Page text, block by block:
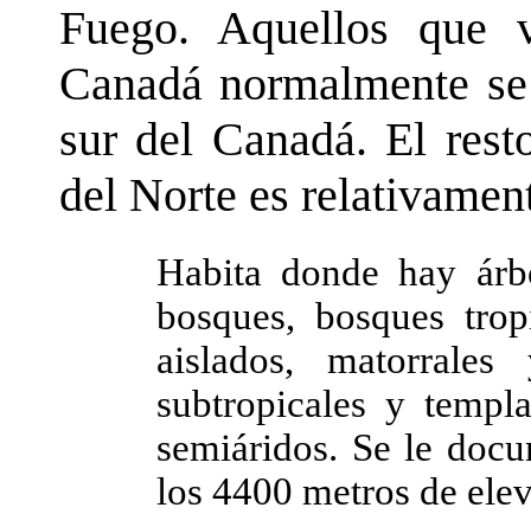
Fuego. Aquellos
Canadá normalmente
sur del Canadá. El
del Norte es
Habita donde hay
bosques, bosques
aislados,
subtropicales y
semiáridos. Se le
los 4400 metros de